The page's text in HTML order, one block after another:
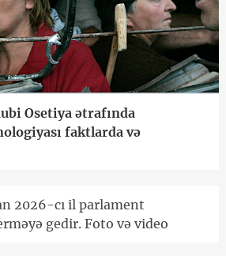
Osetiya ətrafında
faktlarda və
2026-cı il parlament
gedir. Foto və video